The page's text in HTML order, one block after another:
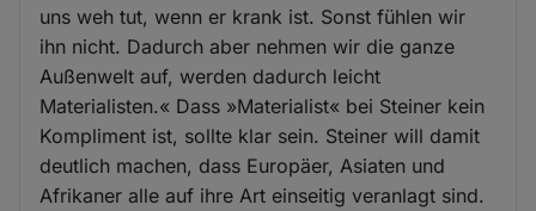
uns weh tut, wenn er krank ist. Sonst fühlen wir
ihn nicht. Dadurch aber nehmen wir die ganze
Außenwelt auf, werden dadurch leicht
Materialisten.« Dass »Materialist« bei Steiner kein
Kompliment ist, sollte klar sein. Steiner will damit
deutlich machen, dass Europäer, Asiaten und
Afrikaner alle auf ihre Art einseitig veranlagt sind.